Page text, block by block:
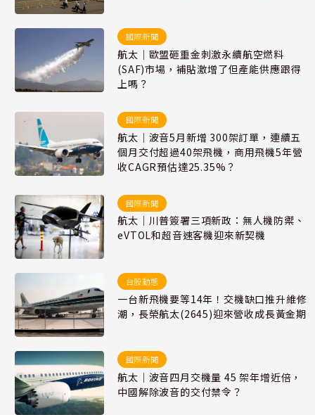
國際新聞
航太｜歐盟砸重金刺激永續航空燃料
(SAF)市場，補貼激增了但產能供應跟得
上嗎？
國際新聞
航太｜波音5月新增 300架訂單，連續五
個月交付超過40架飛機，商用飛機5年營
收CAGR預估達25.35%？
國際新聞
航太｜川普簽署三項新政：無人機防禦、
eVTOL和超音速客機迎來新契機
台股動態
一台新飛機要等14年！交機缺口推升維修
潮，長榮航太(2645)迎來營收成長黃金期
國際新聞
航太｜波音四月交機量 45 架年增近倍，
中國解除波音的交付禁令？